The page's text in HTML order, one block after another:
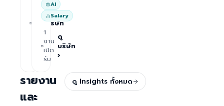
งาน ดู
บริษัท
AI
Salary
1
งาน
เปิด
รับ
ดู
บริษัท
›
รายงาน
และ
ดู Insights ทั้งหมด